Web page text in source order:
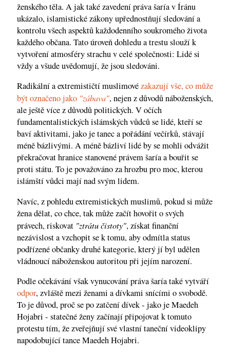
ženského těla. A jak také zavedení práva šaría v Íránu
ukázalo, islamistické zákony upřednostňují sledování a
kontrolu všech aspektů každodenního soukromého života
každého občana. Tato úroveň dohledu a trestu slouží k
vytvoření atmosféry strachu v celé společnosti: Lidé si
vždy a všude uvědomují, že jsou sledováni.
Radikální a extremističtí muslimovézakazují vše, co může
být označeno jako "zábava", nejen z důvodů náboženských,
ale ještě více z důvodů politických. V očích
fundamentalistických islámských vůdců se lidé, kteří se
baví aktivitami, jako je tanec a pořádání večírků, stávají
méně bázlivými. A méně bázliví lidé by se mohli odvážit
překračovat hranice stanovené právem šaría a bouřit se
proti státu. To je považováno za hrozbu pro moc, kterou
islámští vůdci mají nad svým lidem.
Navíc, z pohledu extremistických muslimů, pokud si může
žena dělat, co chce, tak může začít hovořit o svých
právech, riskovat "ztrátu čistoty", získat finanční
nezávislost a vzchopit se k tomu, aby odmítla status
podřízené občanky druhé kategorie, který jí byl udělen
vládnoucí náboženskou autoritou při jejím narození.
Podle očekávání však vynucování práva šaría také vytváří
odpor, zvláště mezi ženami a dívkami snícími o svobodě.
To je důvod, proč se po zatčení dívek - jako je Maedeh
Hojabri - statečné ženy začínají připojovat k tomuto
protestu tím, že zveřejňují své vlastní taneční videoklipy
napodobující tance Maedeh Hojabri.